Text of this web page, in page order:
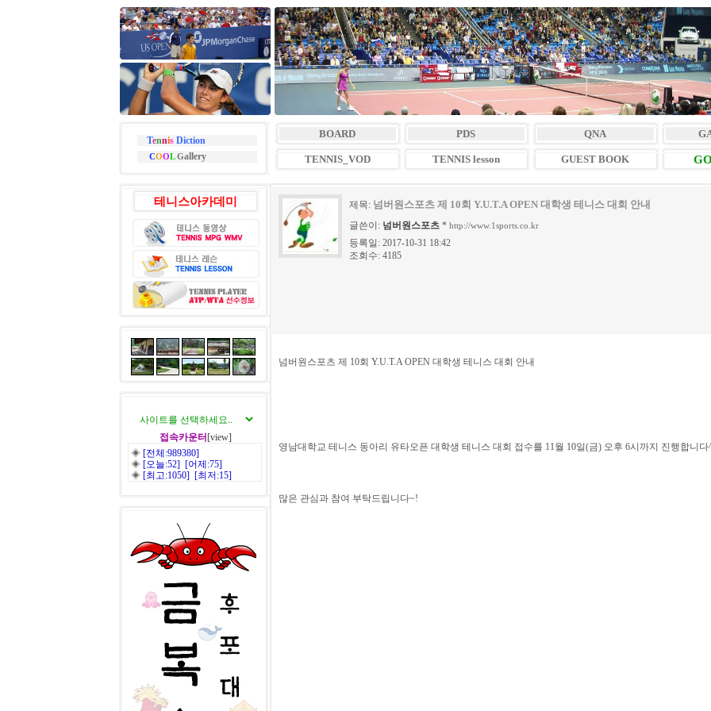
Tennis Diction
COOLGallery
BOARD PDS QNA
TENNIS_VOD TENNIS lesson GUEST BOOK
테니스아카데미
접속카운터 [view]
◈ [전체:989380]
◈ [오늘:52] [어제:75]
◈ [최고:1050] [최저:15]
제목: 넘버원스포츠 제 10회 Y.U.T.A OPEN 대학생 테니스 대회 안내
글쓴이: 넘버원스포츠 * http://www.1sports.co.kr
등록일: 2017-10-31 18:42
조회수: 4185
넘버원스포츠 제 10회 Y.U.T.A OPEN 대학생 테니스 대회 안내
영남대학교 테니스 동아리 유타오픈 대학생 테니스 대회 접수를 11월 10일(금) 오후 6시까지 진행합니다
많은 관심과 참여 부탁드립니다~!